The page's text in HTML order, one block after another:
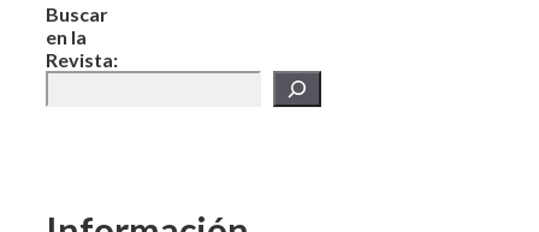
Buscar
en la
Revista: